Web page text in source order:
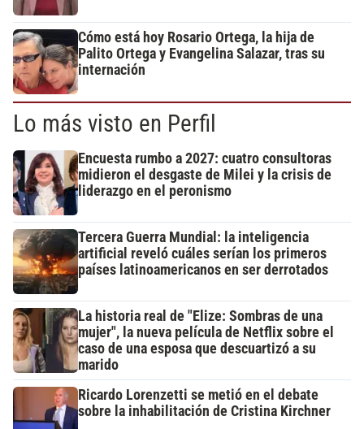
Cómo está hoy Rosario Ortega, la hija de
Palito Ortega y Evangelina Salazar, tras su
internación
Lo más visto en Perfil
Encuesta rumbo a 2027: cuatro consultoras
midieron el desgaste de Milei y la crisis de
liderazgo en el peronismo
Tercera Guerra Mundial: la inteligencia
artificial reveló cuáles serían los primeros
países latinoamericanos en ser derrotados
La historia real de "Elize: Sombras de una
mujer", la nueva película de Netflix sobre el
caso de una esposa que descuartizó a su
marido
Ricardo Lorenzetti se metió en el debate
sobre la inhabilitación de Cristina Kirchner